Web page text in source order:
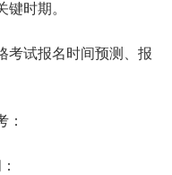
时期。
考试报名时间预测、报
：